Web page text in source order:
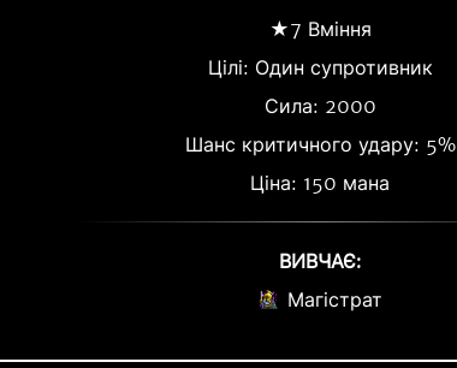
★7 Вміння
Цілі: Один супротивник
Сила: 2000
Шанс критичного удару: 5%
Ціна: 150 мана
ВИВЧАЄ:
Магістрат